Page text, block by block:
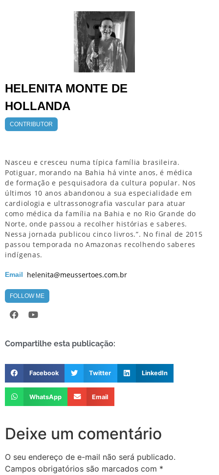
HELENITA MONTE DE
HOLLANDA
CONTRIBUTOR
Nasceu e cresceu numa típica família brasileira.
Potiguar, morando na Bahia há vinte anos, é médica
de formação e pesquisadora da cultura popular. Nos
últimos 10 anos abandonou a sua especialidade em
cardiologia e ultrassonografia vascular para atuar
como médica da família na Bahia e no Rio Grande do
Norte, onde passou a recolher histórias e saberes.
Nessa jornada publicou cinco livros.”. No final de 2015
passou temporada no Amazonas recolhendo saberes
indígenas.
Email helenita@meussertoes.com.br
FOLLOW ME
Compartilhe esta publicação:
Facebook Twitter LinkedIn
WhatsApp Email
Deixe um comentário
O seu endereço de e-mail não será publicado.
Campos obrigatórios são marcados com *